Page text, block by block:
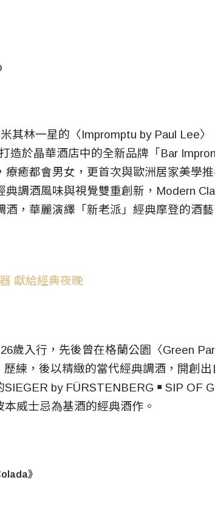
其林一星的〈Impromptu by Paul Lee
造於晶華酒店中的全新品牌「Bar
療癒都會男女，更首次與歐洲居家美學
典調酒風味與視覺雙重創新，Modern
酒，華麗演繹「新老派」經典摩登的酒藝
獻給經典夜晚
歲入行，先後曾在格蘭公園〈Green
歷練，後以精緻的當代經典調酒，開創
SIEGER by FÜRSTENBERG ￭ SIP OF
威士忌為基酒的經典酒作。
》